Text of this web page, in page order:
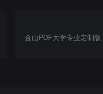
金山PDF大学专业定制